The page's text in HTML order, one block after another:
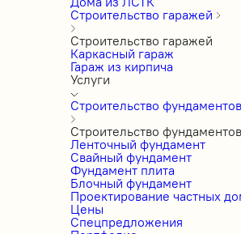
Строительство гаражей
Строительство гаражей
Каркасный гараж
Гараж из кирпича
Услуги
Строительство фундаментов
Строительство фундаментов
Ленточный фундамент
Свайный фундамент
Фундамент плита
Блочный фундамент
Проектирование частных
Цены
Cпецпредложения